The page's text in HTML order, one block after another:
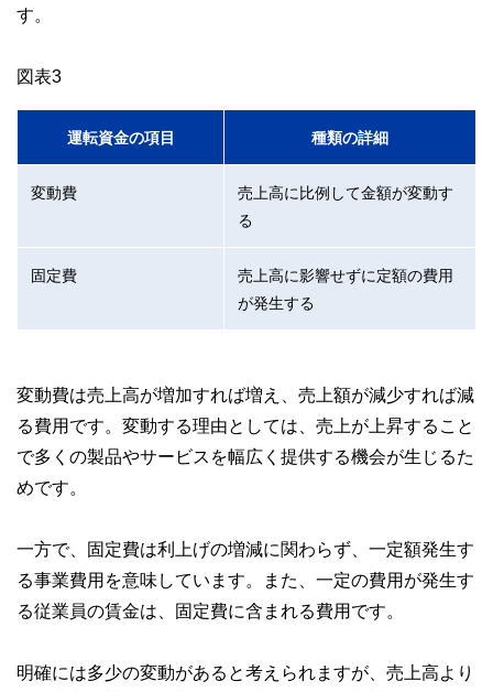
す。
図表3
運転資金の項目 種類の詳細
変動費
売上高に比例して金額が変動す
る
固定費
売上高に影響せずに定額の費用
が発生する
変動費は売上高が増加すれば増え、売上額が減少すれば減
る費用です。変動する理由としては、売上が上昇すること
で多くの製品やサービスを幅広く提供する機会が生じるた
めです。
一方で、固定費は利上げの増減に関わらず、一定額発生す
る事業費用を意味しています。また、一定の費用が発生す
る従業員の賃金は、固定費に含まれる費用です。
明確には多少の変動があると考えられますが、売上高より